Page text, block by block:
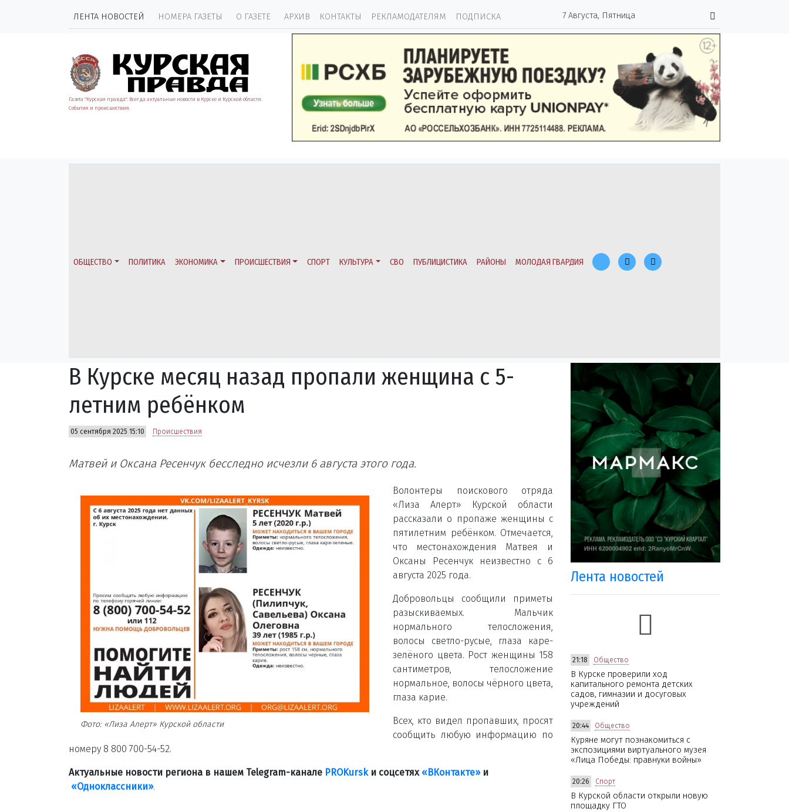
ЛЕНТА НОВОСТЕЙ НОМЕРА ГАЗЕТЫ О ГАЗЕТЕ АРХИВ КОНТАКТЫ РЕКЛАМОДАТЕЛЯМ ПОДПИСКА 7 Августа, Пятница
Газета "Курская правда". Всегда актуальные новости в Курске и Курской области.
События и происшествия.
ОБЩЕСТВО ПОЛИТИКА ЭКОНОМИКА ПРОИСШЕСТВИЯ СПОРТ КУЛЬТУРА СВО ПУБЛИЦИСТИКА РАЙОНЫ МОЛОДАЯ ГВАРДИЯ
В Курске месяц назад пропали женщина с 5-
летним ребёнком
05 сентября 2025 15:10 Происшествия
Матвей и Оксана Ресенчук бесследно исчезли 6 августа этого года.
Фото: «Лиза Алерт» Курской области
Волонтеры поискового отряда
«Лиза Алерт» Курской области
рассказали о пропаже женщины с
пятилетним ребёнком. Отмечается,
что местонахождения Матвея и
Оксаны Ресенчук неизвестно с 6
августа 2025 года.
Добровольцы сообщили приметы
разыскиваемых. Мальчик
нормального телосложения,
волосы светло-русые, глаза каре-
зелёного цвета. Рост женщины 158
сантиметров, телосложение
нормальное, волосы чёрного цвета,
глаза карие.
Всех, кто видел пропавших, просят
сообщить любую информацию по
номеру 8 800 700-54-52.
Актуальные новости региона в нашем Telegram-канале PROKurskи соцсетях «ВКонтакте»и
«Одноклассники».
Лента новостей
21:18 Общество
В Курске проверили ход
капитального ремонта детских
садов, гимназии и досуговых
учреждений
20:44 Общество
Куряне могут познакомиться с
экспозициями виртуального музея
«Лица Победы: правнуки войны»
20:26 Спорт
В Курской области открыли новую
площадку ГТО